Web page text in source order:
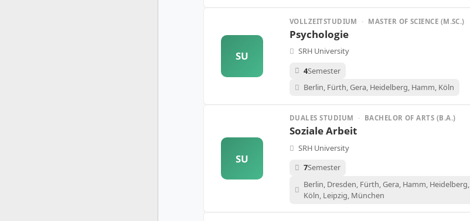
SU
VOLLZEITSTUDIUM · MASTER OF SCIENCE (M.SC.)
Psychologie
SRH University
4Semester
Berlin, Fürth, Gera, Heidelberg, Hamm, Köln
SU
DUALES STUDIUM · BACHELOR OF ARTS (B.A.)
Soziale Arbeit
SRH University
7Semester
Berlin, Dresden, Fürth, Gera, Hamm, Heidelberg,
Köln, Leipzig, München